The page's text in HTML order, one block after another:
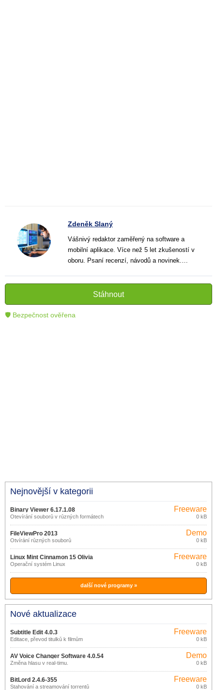
Zdeněk Slaný
Vášnivý redaktor zaměřený na software a
mobilní aplikace. Více než 5 let zkušeností v
oboru. Psaní recenzí, návodů a novinek.
pomáhají čtenářům lépe porozumět a využít
moderní technologie.
Stáhnout
🛡 Bezpečnost ověřena
Nejnovější v kategorii
Binary Viewer 6.17.1.08
Otevírání souborů v různých formátech
Freeware
0 kB
FileViewPro 2013
Otvírání různých souborů
Demo
0 kB
Linux Mint Cinnamon 15 Olivia
Operační systém Linux
Freeware
0 kB
další nové programy »
Nové aktualizace
Subtitle Edit 4.0.3
Editace, převod titulků k filmům
Freeware
0 kB
AV Voice Changer Software 4.0.54
Změna hlasu v real-timu.
Demo
0 kB
BitLord 2.4.6-355
Stahování a streamování torrentů
Freeware
0 kB